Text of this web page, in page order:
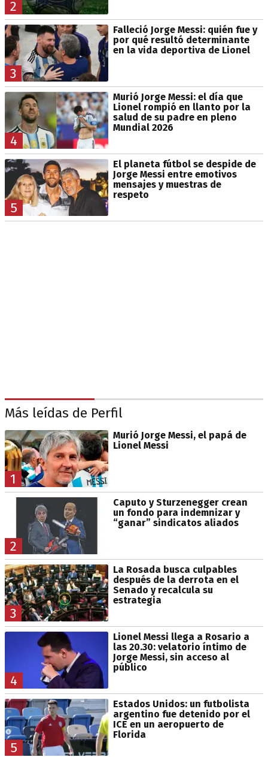
2
3
Falleció Jorge Messi: quién fue y
por qué resultó determinante
en la vida deportiva de Lionel
4
Murió Jorge Messi: el día que
Lionel rompió en llanto por la
salud de su padre en pleno
Mundial 2026
5
El planeta fútbol se despide de
Jorge Messi entre emotivos
mensajes y muestras de
respeto
Más leídas de Perfil
1
Murió Jorge Messi, el papá de
Lionel Messi
2
Caputo y Sturzenegger crean
un fondo para indemnizar y
“ganar” sindicatos aliados
3
La Rosada busca culpables
después de la derrota en el
Senado y recalcula su
estrategia
4
Lionel Messi llega a Rosario a
las 20.30: velatorio íntimo de
Jorge Messi, sin acceso al
público
5
Estados Unidos: un futbolista
argentino fue detenido por el
ICE en un aeropuerto de
Florida